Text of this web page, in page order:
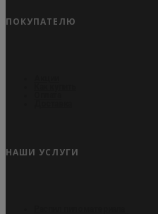
ПОКУПАТЕЛЮ
НАШИ УСЛУГИ